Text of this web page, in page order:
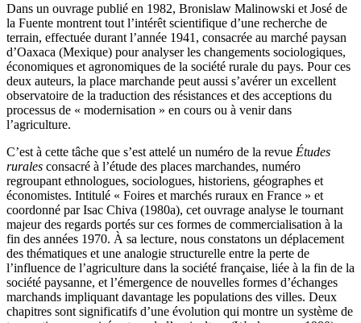
Dans un ouvrage publié en 1982, Bronislaw Malinowski et José de
la Fuente montrent tout l’intérêt scientifique d’une recherche de
terrain, effectuée durant l’année 1941, consacrée au marché paysan
d’Oaxaca (Mexique) pour analyser les changements sociologiques,
économiques et agronomiques de la société rurale du pays. Pour ces
deux auteurs, la place marchande peut aussi s’avérer un excellent
observatoire de la traduction des résistances et des acceptions du
processus de « modernisation » en cours ou à venir dans
l’agriculture.
C’est à cette tâche que s’est attelé un numéro de la revue Études
rurales consacré à l’étude des places marchandes, numéro
regroupant ethnologues, sociologues, historiens, géographes et
économistes. Intitulé « Foires et marchés ruraux en France » et
coordonné par Isac Chiva (1980a), cet ouvrage analyse le tournant
majeur des regards portés sur ces formes de commercialisation à la
fin des années 1970. À sa lecture, nous constatons un déplacement
des thématiques et une analogie structurelle entre la perte de
l’influence de l’agriculture dans la société française, liée à la fin de la
société paysanne, et l’émergence de nouvelles formes d’échanges
marchands impliquant davantage les populations des villes. Deux
chapitres sont significatifs d’une évolution qui montre un système de